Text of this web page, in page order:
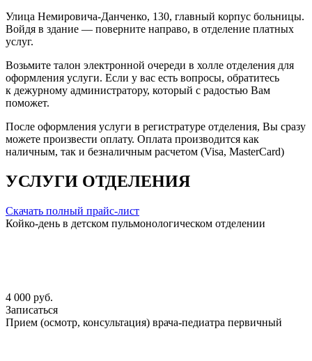
Улица Немировича-Данченко, 130, главный корпус больницы.
Войдя в здание — поверните направо, в отделение платных
услуг.
Возьмите талон электронной очереди в холле отделения для
оформления услуги. Если у вас есть вопросы, обратитесь
к дежурному администратору, который с радостью Вам
поможет.
После оформления услуги в регистратуре отделения, Вы сразу
можете произвести оплату. Оплата производится как
наличным, так и безналичным расчетом (Visa, MasterCard)
УСЛУГИ ОТДЕЛЕНИЯ
Скачать полный прайс-лист
Койко-день в детском пульмонологическом отделении
4 000 руб.
Записаться
Прием (осмотр, консультация) врача-педиатра первичный